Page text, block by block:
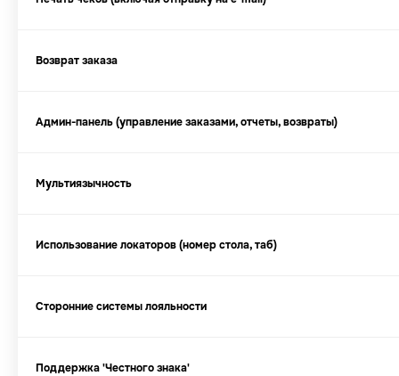
Возврат заказа
Админ-панель (управление заказами, отчеты, возвраты)
Мультиязычность
Использование локаторов (номер стола, таб)
Сторонние системы лояльности
Поддержка 'Честного знака'